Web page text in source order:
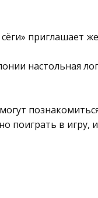
приглашает
настольная
поиграть в игру,